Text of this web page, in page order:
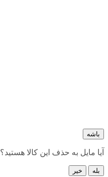
باشه
آیا مایل به حذف این کالا هستید؟
بله خیر